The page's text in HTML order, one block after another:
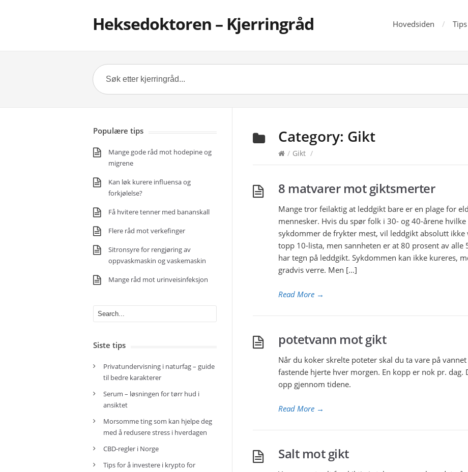
Heksedoktoren – Kjerringråd Hovedsiden
Category: Gikt
/ Gikt /
8 matvarer mot giktsmerter
Mange tror feilaktig at leddgikt bare er en plage for
mennesker. Hvis du spør folk i 30- og 40-årene hvilke
sykdommer de frykter mest, vil leddgikt absolutt ikke
topp 10-lista, men sannheten er at 80 prosent av alle
har tegn på leddgikt. Sykdommen kan ikke kureres,
gradvis verre. Men […]
Read More →
potetvann mot gikt
Når du koker skrelte poteter skal du ta vare på
fastende hjerte hver morgen. En kopp er nok pr.
opp gjennom tidene.
Read More →
Salt mot gikt
Populære tips
Mange gode råd mot hodepine og
migrene
Kan løk kurere influensa og
forkjølelse?
Få hvitere tenner med bananskall
Flere råd mot verkefinger
Sitronsyre for rengjøring av
oppvaskmaskin og vaskemaskin
Mange råd mot urinveisinfeksjon
Siste tips
Privatundervisning i naturfag – guide
til bedre karakterer
Serum – løsningen for tørr hud i
ansiktet
Morsomme ting som kan hjelpe deg
med å redusere stress i hverdagen
CBD-regler i Norge
Tips for å investere i krypto for